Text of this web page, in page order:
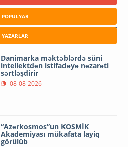
POPULYAR
YAZARLAR
Danimarka məktəblərdə süni
intellektdən istifadəyə nəzarəti
sərtləşdirir
08-08-2026
“Azərkosmos”un KOSMİK
Akademiyası mükafata layiq
görülüb